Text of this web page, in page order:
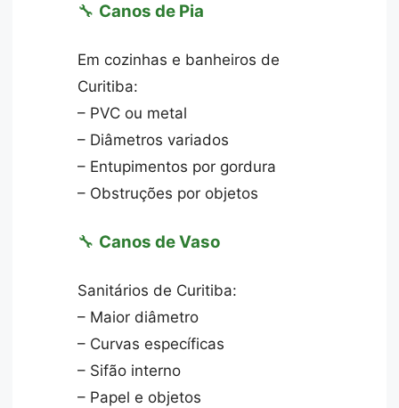
🔧 Canos de Pia
Em cozinhas e banheiros de
Curitiba:
– PVC ou metal
– Diâmetros variados
– Entupimentos por gordura
– Obstruções por objetos
🔧 Canos de Vaso
Sanitários de Curitiba:
– Maior diâmetro
– Curvas específicas
– Sifão interno
– Papel e objetos